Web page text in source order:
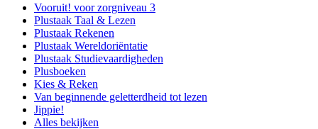
Vooruit! voor zorgniveau 3
Plustaak Taal & Lezen
Plustaak Rekenen
Plustaak Wereldoriëntatie
Plustaak Studievaardigheden
Plusboeken
Kies & Reken
Van beginnende geletterdheid tot lezen
Jippie!
Alles bekijken